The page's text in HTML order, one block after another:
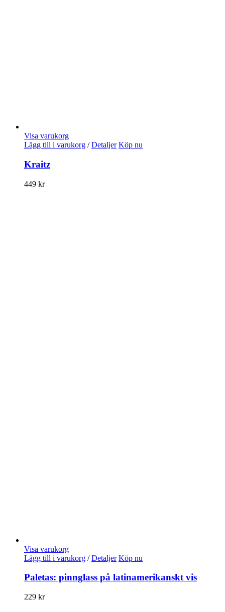
Visa varukorg
Lägg till i varukorg / Detaljer Köp nu
Kraitz
449 kr
Visa varukorg
Lägg till i varukorg / Detaljer Köp nu
Paletas: pinnglass på latinamerikanskt vis
229 kr